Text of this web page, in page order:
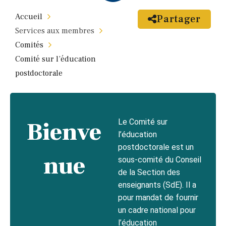
Accueil
Services aux membres
Comités
Comité sur l’éducation
postdoctorale
Partager
Bienve
nue
Le Comité sur
l’éducation
postdoctorale est un
sous-comité du Conseil
de la Section des
enseignants (SdE). Il a
pour mandat de fournir
un cadre national pour
l’éducation